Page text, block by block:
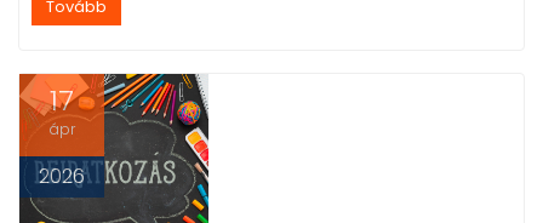
Tovább
17
ápr
2026